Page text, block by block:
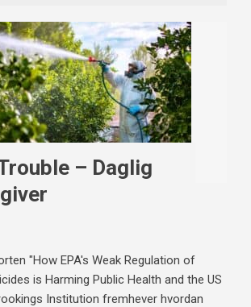
– Daglig
"How EPA's Weak Regulation of
is Harming Public Health and the US
Institution fremhever hvordan